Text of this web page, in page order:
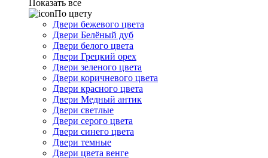
Показать все
По цвету
Двери бежевого цвета
Двери Белёный дуб
Двери белого цвета
Двери Грецкий орех
Двери зеленого цвета
Двери коричневого цвета
Двери красного цвета
Двери Медный антик
Двери светлые
Двери серого цвета
Двери синего цвета
Двери темные
Двери цвета венге